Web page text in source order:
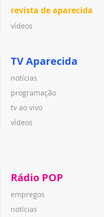
revista de aparecida
vídeos
TV Aparecida
notícias
programação
tv ao vivo
vídeos
Rádio POP
empregos
notícias